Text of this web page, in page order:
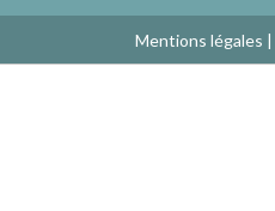
Mentions légales |